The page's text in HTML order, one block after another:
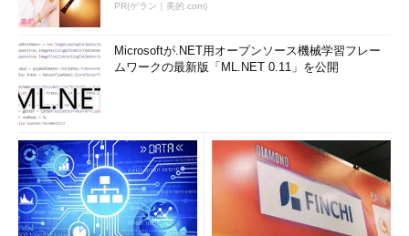
PR(ゲラン｜美的.com)
Microsoftが.NET用オープンソース機械学習フレー
ムワークの最新版「ML.NET 0.11」を公開